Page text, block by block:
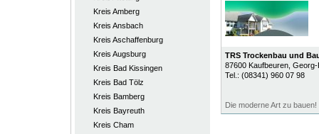
Kreis Amberg
Kreis Ansbach
Kreis Aschaffenburg
Kreis Augsburg
Kreis Bad Kissingen
Kreis Bad Tölz
Kreis Bamberg
Kreis Bayreuth
Kreis Cham
TRS Trockenbau und
87600 Kaufbeuren, Georg-
Tel.: (08341) 960 07 98
Die moderne Art zu bauen!